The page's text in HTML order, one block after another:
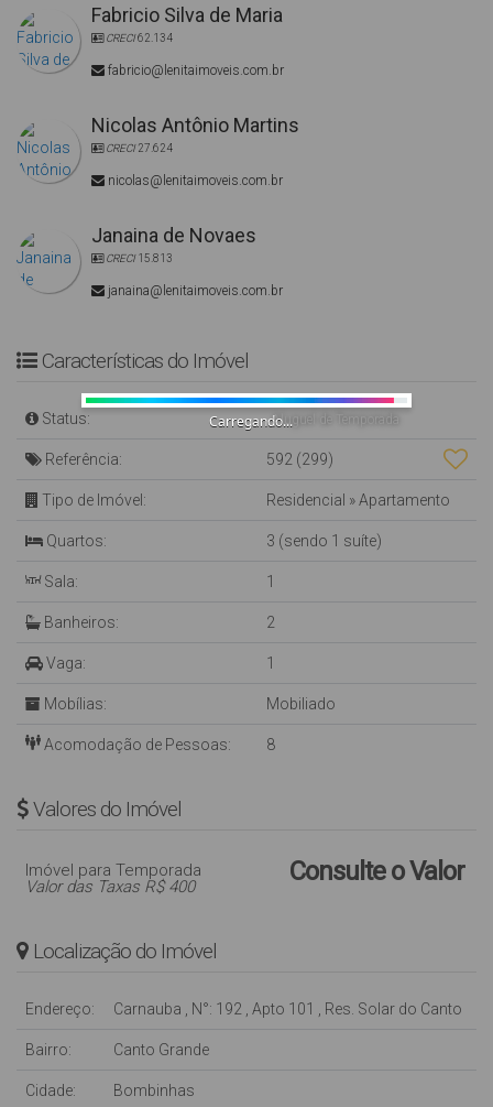
Fabricio Silva de Maria
CRECI62.134
fabricio@lenitaimoveis.com.br
Nicolas Antônio Martins
CRECI27.624
nicolas@lenitaimoveis.com.br
Janaina de Novaes
CRECI15.813
janaina@lenitaimoveis.com.br
Características do Imóvel
Status: Aluguel de Temporada
Referência: 592 (299)
Tipo de Imóvel: Residencial »Apartamento
Quartos: 3 (sendo 1 suíte)
Sala: 1
Banheiros: 2
Vaga: 1
Mobílias: Mobiliado
Acomodação de Pessoas: 8
Valores do Imóvel
Consulte o Valor
Imóvel para Temporada
Valor das Taxas R$ 400
Localização do Imóvel
Endereço: Carnauba , N°: 192 , Apto 101 , Res. Solar do Canto
Bairro: Canto Grande
Cidade: Bombinhas
Carregando...